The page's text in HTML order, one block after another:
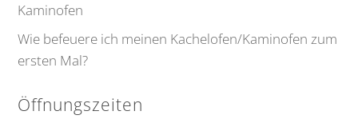
Kaminofen
Wie befeuere ich meinen Kachelofen/Kaminofen zum
ersten Mal?
Öffnungszeiten